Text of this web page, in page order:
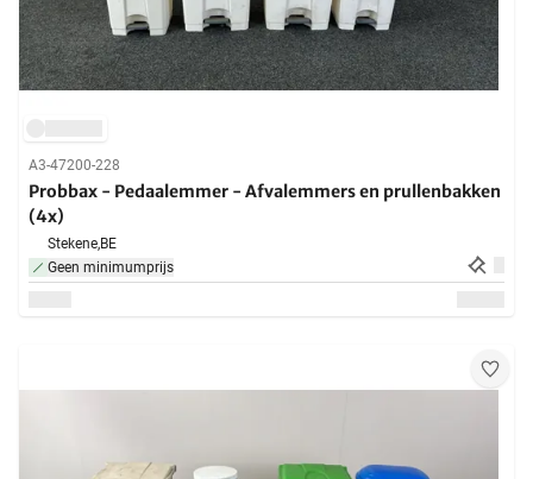
A3-47200-228
Probbax - Pedaalemmer - Afvalemmers en prullenbakken
(4x)
Stekene,BE
Geen minimumprijs